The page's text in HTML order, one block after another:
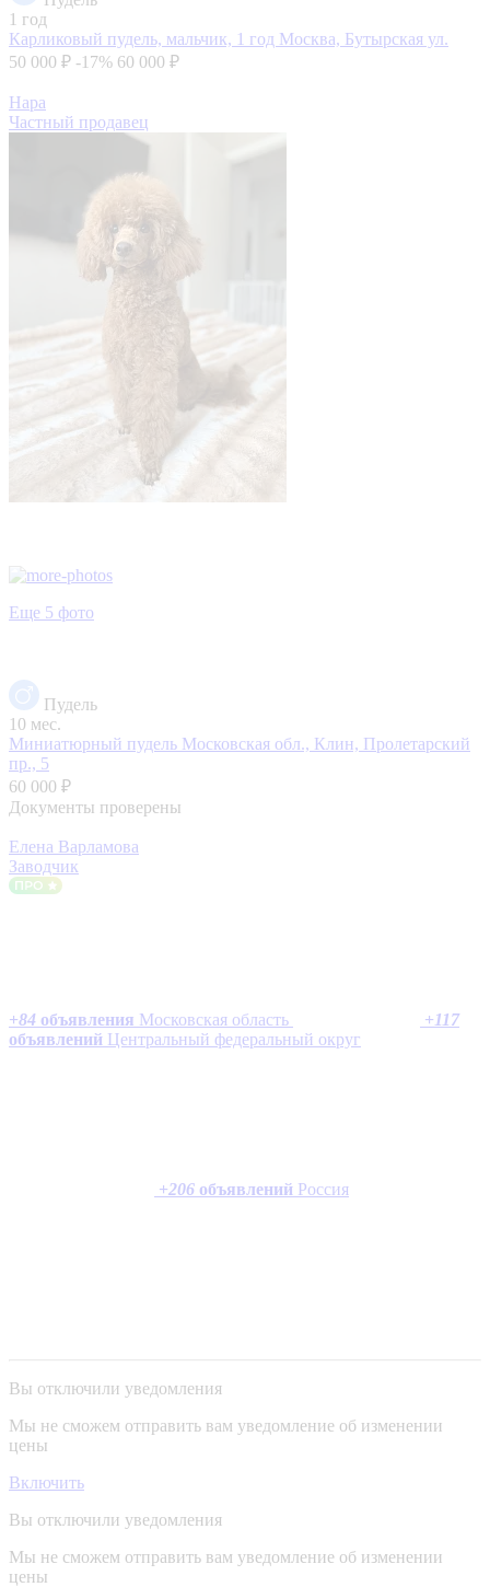
1 год
Карликовый пудель, мальчик, 1 год Москва, Бутырская ул.
50 000 ₽ -17% 60 000 ₽
Нара
Частный продавец
Еще 5 фото
Пудель
10 мес.
Миниатюрный пудель Московская обл., Клин, Пролетарский
пр., 5
60 000 ₽
Документы проверены
Елена Варламова
Заводчик
+84 объявления Московская область +117
объявлений Центральный федеральный округ
+206 объявлений Россия
Вы отключили уведомления
Мы не сможем отправить вам уведомление об изменении
цены
Включить
Вы отключили уведомления
Мы не сможем отправить вам уведомление об изменении
цены